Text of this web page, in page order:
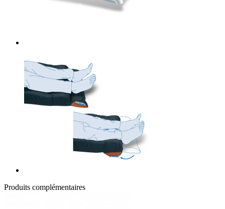
Produits complémentaires